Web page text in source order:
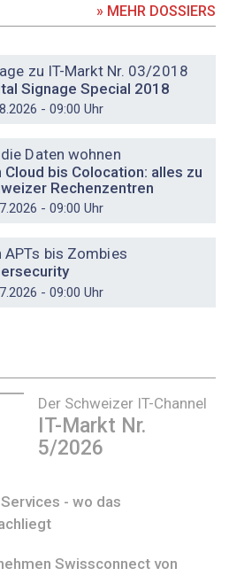
» MEHR DOSSIERS
zu IT-Markt Nr. 03/2018
Signage Special 2018
- 09:00 Uhr
Daten wohnen
Cloud bis Colocation: alles zu
Rechenzentren
- 09:00 Uhr
APTs bis Zombies
- 09:00 Uhr
Der Schweizer IT-Channel
IT-Markt Nr.
5/2026
- wo das
Swissconnect von